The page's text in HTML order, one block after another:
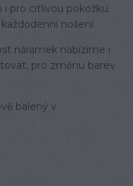
pro citlivou pokožku.
nošení.
náramek nabízíme i
pro změnu barev
balený v